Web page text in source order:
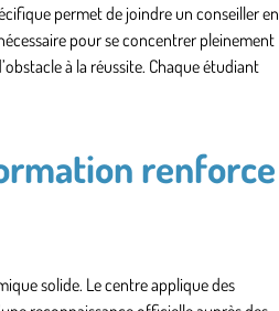
permet de joindre un conseiller en
pour se concentrer pleinement
à la réussite. Chaque étudiant
renforce
solide. Le centre applique des